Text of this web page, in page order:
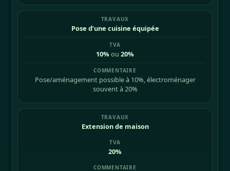
Pose d’une cuisine équipée
10% ou 20%
Pose/aménagement possible à 10%, électroménager
souvent à 20%
Extension de maison
20%